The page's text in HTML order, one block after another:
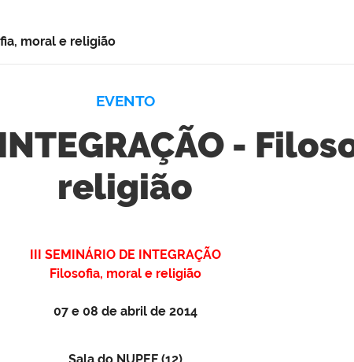
moral e religião
EVENTO
-
religião
III SEMINÁRIO DE INTEGRAÇÃO
Filosofia, moral e religião
07 e 08 de abril de 2014